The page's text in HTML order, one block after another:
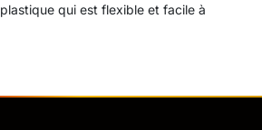
qui est flexible et facile à